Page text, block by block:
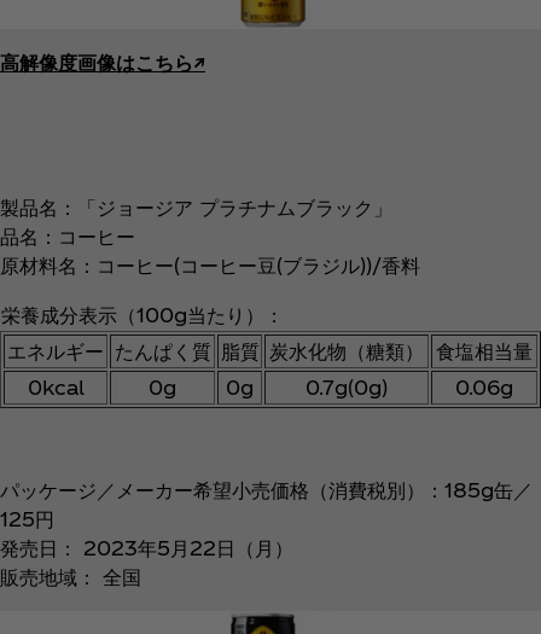
高解像度画像はこちら↗︎
製品名：「ジョージア プラチナムブラック」
品名：コーヒー
原材料名：コーヒー(コーヒー豆(ブラジル))/香料
栄養成分表示（100g当たり）：
エネルギー たんぱく質 脂質 炭水化物（糖類）
食塩相当量
0kcal
0g 0g 0.7g(0g) 0.06g
パッケージ／メーカー希望小売価格（消費税別）：185g缶／
125円
発売日： 2023年5月22日（月）
販売地域： 全国